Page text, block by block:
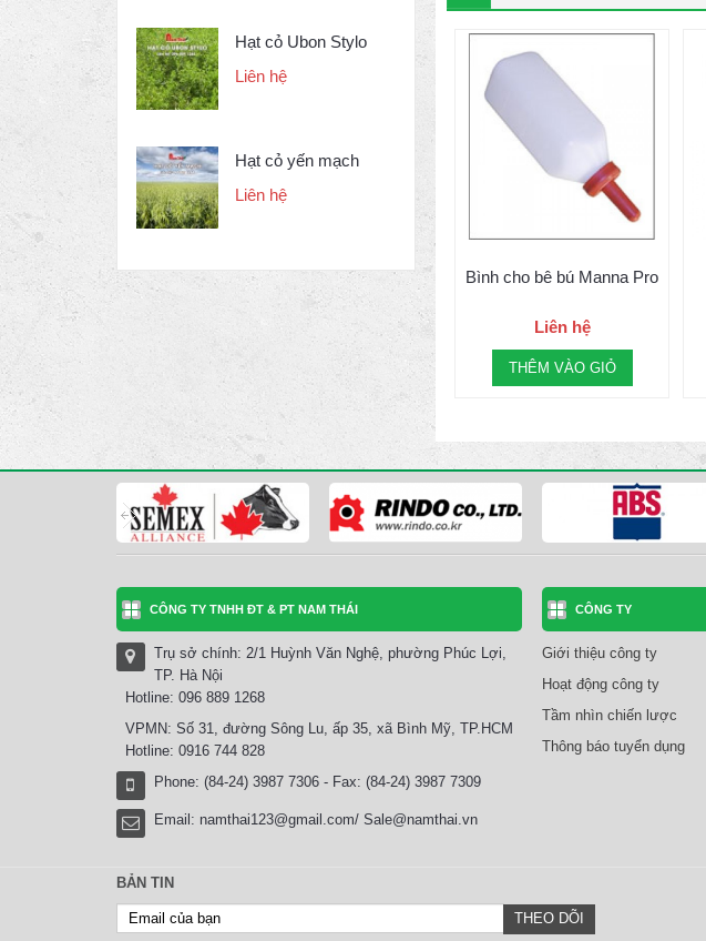
Hạt cỏ Ubon Stylo
Liên hệ
Hạt cỏ yến mạch
Liên hệ
Bình cho bê bú Manna Pro
Liên hệ
THÊM VÀO GIỎ
CÔNG TY TNHH ĐT & PT NAM THÁI
Trụ sở chính: 2/1 Huỳnh Văn Nghệ, phường Phúc Lợi,
TP. Hà Nội
Hotline: 096 889 1268
VPMN: Số 31, đường Sông Lu, ấp 35, xã Bình Mỹ, TP.HCM
Hotline: 0916 744 828
Phone: (84-24) 3987 7306 - Fax: (84-24) 3987 7309
Email: namthai123@gmail.com/ Sale@namthai.vn
CÔNG TY
Giới thiệu công ty
Hoạt động công ty
Tầm nhìn chiến lược
Thông báo tuyển dụng
BẢN TIN